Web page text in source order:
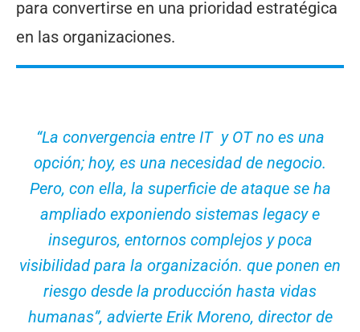
para convertirse en una prioridad estratégica
en las organizaciones.
“La convergencia entre IT ​ y OT no es una
opción; hoy, es una necesidad de negocio.
Pero, con ella, la superficie de ataque se ha
ampliado exponiendo sistemas legacy e
inseguros, entornos complejos y poca
visibilidad para la organización. que ponen en
riesgo desde la producción hasta vidas
humanas”, advierte ​Erik Moreno, director de